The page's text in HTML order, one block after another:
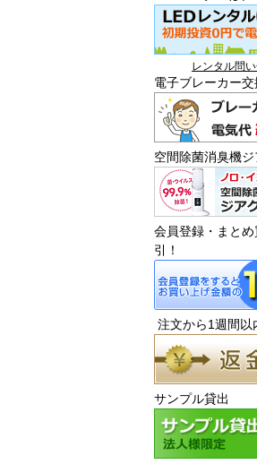
レンタル問
電子ブレーカー交
空間除菌消臭機
会員登録・まと
引！
注文から1週間以
サンプル貸出